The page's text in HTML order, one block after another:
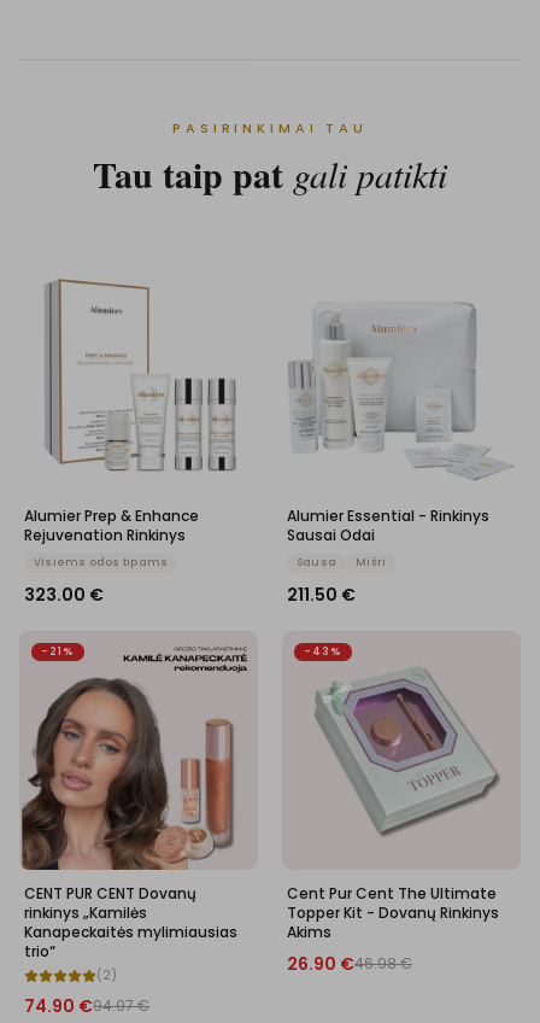
PASIRINKIMAI TAU
Tau taip pat gali patikti
Alumier Prep & Enhance
Rejuvenation Rinkinys
Visiems odos tipams
323.00 €
Alumier Essential - Rinkinys
Sausai Odai
Sausa Mišri
211.50 €
-21%
CENT PUR CENT Dovanų
rinkinys „Kamilės
Kanapeckaitės mylimiausias
trio“
( 2 )
74.90 €94.97€
-43%
Cent Pur Cent The Ultimate
Topper Kit - Dovanų Rinkinys
Akims
26.90 €46.98€